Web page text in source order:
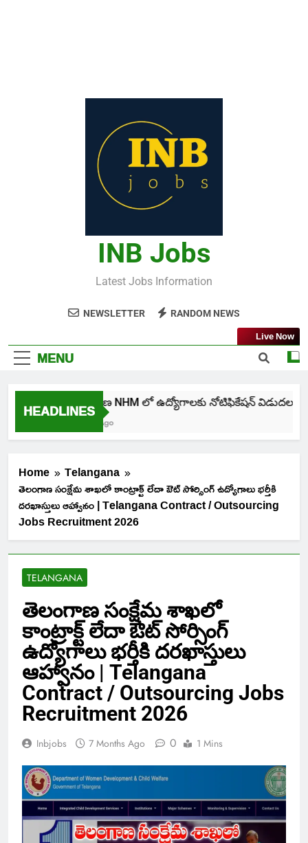
INB Jobs
Latest Jobs Information
NEWSLETTER RANDOM NEWS
MENU
Live Now
HEADLINESతెలంగాణ NHM లో ఉద్యోగాలకు నోటిఫికేషన్ విడుదల
Home
Telangana
తెలంగాణ సంక్షేమ శాఖలో కాంట్రాక్ట్ లేదా ఔట్ సోర్సింగ్ ఉద్యోగాలు భర్తీకి
దరఖాస్తులు ఆహ్వానం | Telangana Contract / Outsourcing
Jobs Recruitment 2026
TELANGANA
తెలంగాణ సంక్షేమ శాఖలో
కాంట్రాక్ట్ లేదా ఔట్ సోర్సింగ్
ఉద్యోగాలు భర్తీకి దరఖాస్తులు
ఆహ్వానం | Telangana
Contract / Outsourcing Jobs
Recruitment 2026
Inbjobs 7 Months Ago 0 1 Mins